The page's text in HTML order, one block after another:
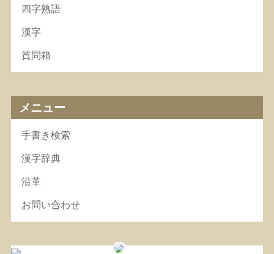
四字熟語
漢字
質問箱
メニュー
手書き検索
漢字辞典
沿革
お問い合わせ